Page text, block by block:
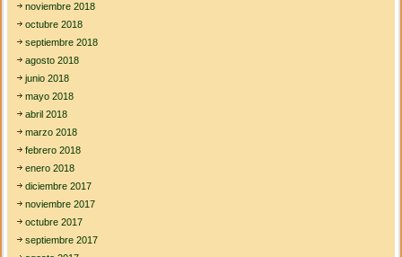
noviembre 2018
octubre 2018
septiembre 2018
agosto 2018
junio 2018
mayo 2018
abril 2018
marzo 2018
febrero 2018
enero 2018
diciembre 2017
noviembre 2017
octubre 2017
septiembre 2017